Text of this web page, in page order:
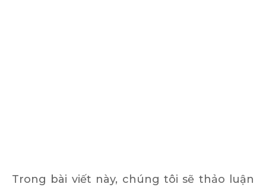
Trong bài viết này, chúng tôi sẽ thảo luận